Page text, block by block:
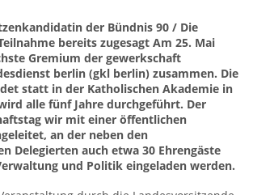
der Bündnis 90 / Die
bereits zugesagt Am 25. Mai
Gremium der gewerkschaft
berlin (gkl berlin) zusammen. Die
statt in der Katholischen Akademie in
alle fünf Jahre durchgeführt. Der
wir mit einer öffentlichen
an der neben den
Delegierten auch etwa 30 Ehrengäste
und Politik eingeladen werden.